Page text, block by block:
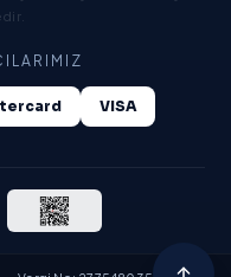
VISA